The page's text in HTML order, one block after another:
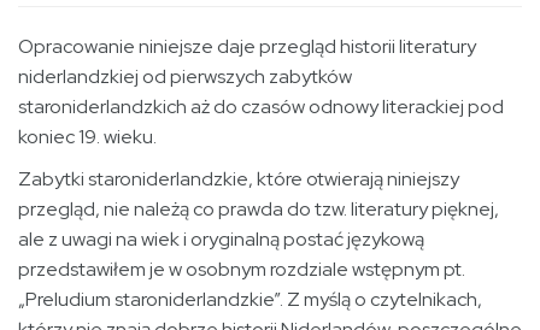
Opracowanie niniejsze daje przegląd historii literatury
niderlandzkiej od pierwszych zabytków
staroniderlandzkich aż do czasów odnowy literackiej pod
koniec 19. wieku.
Zabytki staroniderlandzkie, które otwierają niniejszy
przegląd, nie należą co prawda do tzw. literatury pięknej,
ale z uwagi na wiek i oryginalną postać językową
przedstawiłem je w osobnym rozdziale wstępnym pt.
„Preludium staroniderlandzkie”. Z myślą o czytelnikach,